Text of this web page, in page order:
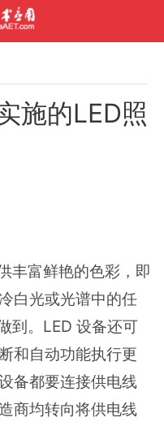
施的LED照
丰富鲜艳的色彩，即
白光或光谱中的任
到。LED 设备还可
和自动功能执行更
备都要连接供电线
商均转向将供电线